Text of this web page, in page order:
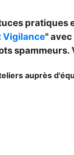
pratiques
Vigilance"
auprès